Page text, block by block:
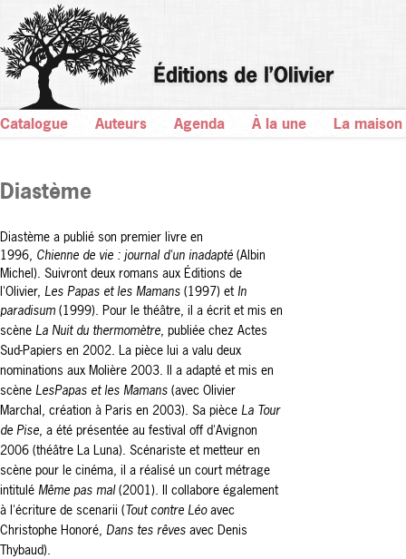
Catalogue Auteurs Agenda À la une La maison
Diastème
Diastème a publié son premier livre en
1996, Chienne de vie : journal d'un inadapté (Albin
Michel). Suivront deux romans aux Éditions de
l'Olivier, Les Papas et les Mamans (1997) et In
paradisum (1999). Pour le théâtre, il a écrit et mis en
scène La Nuit du thermomètre, publiée chez Actes
Sud-Papiers en 2002. La pièce lui a valu deux
nominations aux Molière 2003. Il a adapté et mis en
scène LesPapas et les Mamans (avec Olivier
Marchal, création à Paris en 2003). Sa pièce La Tour
de Pise, a été présentée au festival off d'Avignon
2006 (théâtre La Luna). Scénariste et metteur en
scène pour le cinéma, il a réalisé un court métrage
intitulé Même pas mal(2001). Il collabore également
à l'écriture de scenarii (Tout contre Léoavec
Christophe Honoré, Dans tes rêves avec Denis
Thybaud).